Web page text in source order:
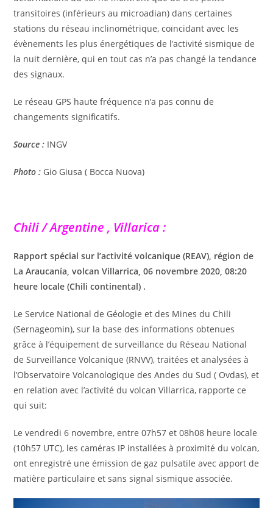
transitoires (inférieurs au microadian) dans certaines
stations du réseau inclinométrique, coïncidant avec les
évènements les plus énergétiques de l’activité sismique de
la nuit dernière, qui en tout cas n’a pas changé la tendance
des signaux.
Le réseau GPS haute fréquence n’a pas connu de
changements significatifs.
Source : INGV
Photo : Gio Giusa ( Bocca Nuova)
Chili / Argentine , Villarica :
Rapport spécial sur l’activité volcanique (REAV), région de
La Araucanía, volcan Villarrica, 06 novembre 2020, 08:20
heure locale (Chili continental) .
Le Service National de Géologie et des Mines du Chili
(Sernageomin), sur la base des informations obtenues
grâce à l’équipement de surveillance du Réseau National
de Surveillance Volcanique (RNVV), traitées et analysées à
l’Observatoire Volcanologique des Andes du Sud ( Ovdas), et
en relation avec l’activité du volcan Villarrica, rapporte ce
qui suit:
Le vendredi 6 novembre, entre 07h57 et 08h08 heure locale
(10h57 UTC), les caméras IP installées à proximité du volcan,
ont enregistré une émission de gaz pulsatile avec apport de
matière particulaire et sans signal sismique associée.